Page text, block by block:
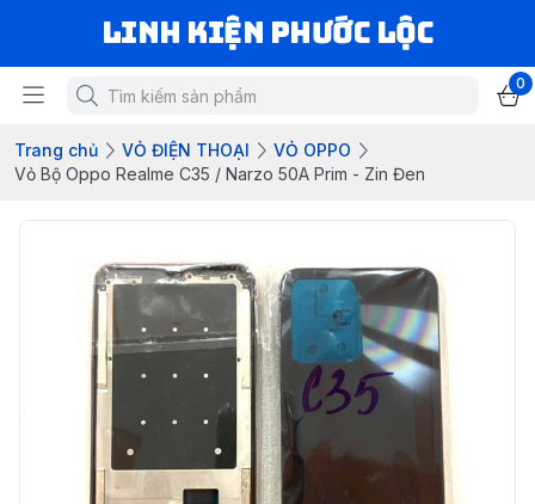
LINH KIỆN PHƯỚC LỘC
0
Trang chủ VỎ ĐIỆN THOẠI
VỎ OPPO
Vỏ Bộ Oppo Realme C35 / Narzo 50A Prim - Zin Đen